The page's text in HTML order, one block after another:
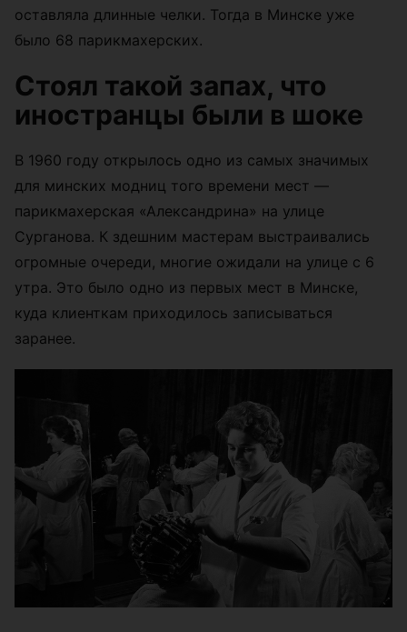
оставляла длинные челки. Тогда в Минске уже
было 68 парикмахерских.
Стоял такой запах, что
иностранцы были в шоке
В 1960 году открылось одно из самых значимых
для минских модниц того времени мест —
парикмахерская «Александрина» на улице
Сурганова. К здешним мастерам выстраивались
огромные очереди, многие ожидали на улице с 6
утра. Это было одно из первых мест в Минске,
куда клиенткам приходилось записываться
заранее.